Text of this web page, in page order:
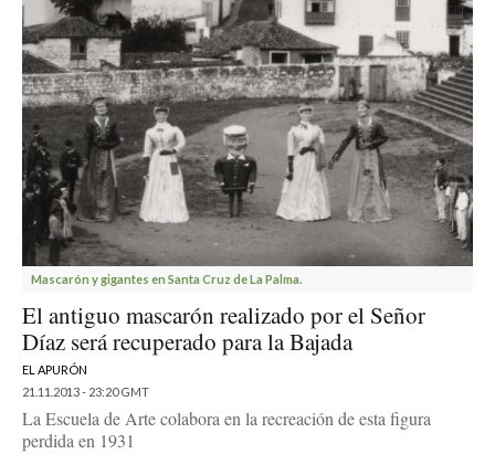
Mascarón y gigantes en Santa Cruz de La Palma.
El antiguo mascarón realizado por el Señor
Díaz será recuperado para la Bajada
EL APURÓN
21.11.2013 - 23:20 GMT
La Escuela de Arte colabora en la recreación de esta figura
perdida en 1931